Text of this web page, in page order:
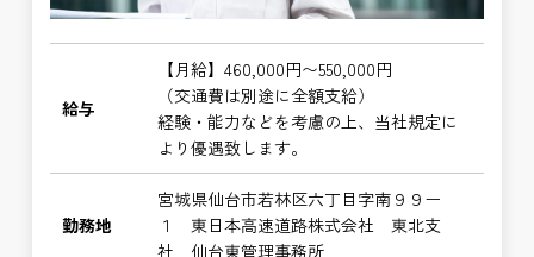
給与
【月給】460,000円〜550,000円
（交通費は別途に全額支給）
経験・能力などを考慮の上、当社規定に
より優遇致します。
勤務地
宮城県仙台市若林区六丁目字南９９ー
１ 東日本高速道路株式会社 東北支
社 仙台東管理事務所